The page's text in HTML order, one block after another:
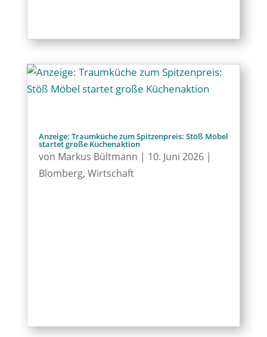
Anzeige: Traumküche zum Spitzenpreis: Stöß Möbel
startet große Küchenaktion
von Markus Bültmann | 10. Juni 2026|
Blomberg, Wirtschaft